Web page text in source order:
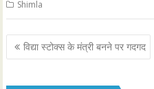
Shimla
Post
navigation
विद्या स्टोक्स के मंत्री बनने पर गदगद